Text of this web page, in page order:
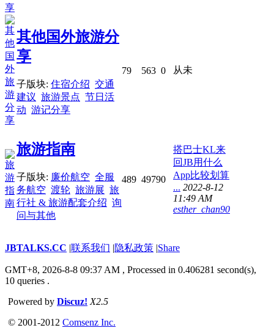
其他国外旅游分
享
子版块: 住宿介绍 交通
建议 旅游景点 节日活
动 游记分享
79 563 0 从未
旅游指南
子版块: 廉价航空 全服
务航空 渡轮 旅游展 旅
行社 & 旅游配套介绍 询
问与其他
489 49790
搭巴士KL来
回JB用什么
App比较划算
... 2022-8-12
11:49 AM
esther_chan90
JBTALKS.CC |联系我们 |隐私政策 |Share
GMT+8, 2026-8-8 09:37 AM , Processed in 0.406281 second(s),
10 queries .
Powered by Discuz! X2.5
© 2001-2012 Comsenz Inc.